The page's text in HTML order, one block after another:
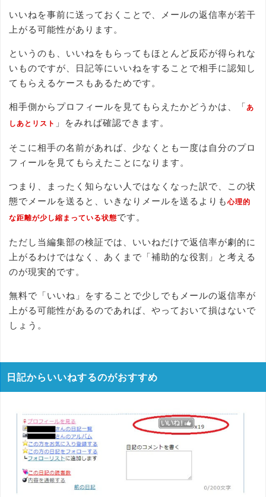
いいねを事前に送っておくことで、メールの返信率が若干
上がる可能性があります。
というのも、いいねをもらってもほとんど反応が得られな
いものですが、日記等にいいねをすることで相手に認知し
てもらえるケースもあるためです。
相手側からプロフィールを見てもらえたかどうかは、「あ
しあとリスト 」をみれば確認できます。
そこに相手の名前があれば、少なくとも一度は自分のプロ
フィールを見てもらえたことになります。
つまり、まったく知らない人ではなくなった訳で、この状
態でメールを送ると、いきなりメールを送るよりも心理的
な距離が少し縮まっている状態です。
ただし当編集部の検証では、いいねだけで返信率が劇的に
上がるわけではなく、あくまで「補助的な役割」と考える
のが現実的です。
無料で「いいね」をすることで少しでもメールの返信率が
上がる可能性があるのであれば、やっておいて損はないで
しょう。
日記からいいねするのがおすすめ